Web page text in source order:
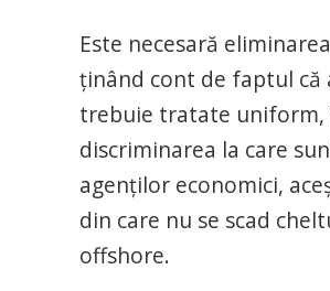
Este necesară
ținând cont de faptul că
trebuie tratate uniform,
discriminarea la care
agenților economici,
din care nu se scad
offshore.